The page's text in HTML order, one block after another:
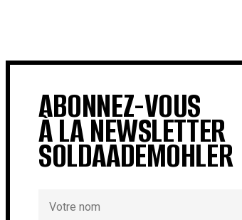
ABONNEZ-VOUS
À LA NEWSLETTER
SOLDAADEMOHLER